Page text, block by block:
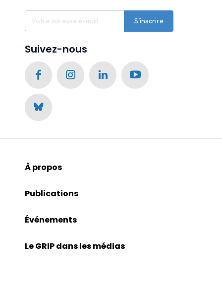
S'inscrire
Suivez-nous
À propos
Publications
Événements
Le GRIP dans les médias